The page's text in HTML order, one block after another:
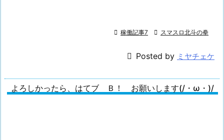
 稼働記事7  スマスロ北斗の拳
 Posted by ミヤチェケ
よろしかったら、はてブ Ｂ！ お願いします(/・ω・)/